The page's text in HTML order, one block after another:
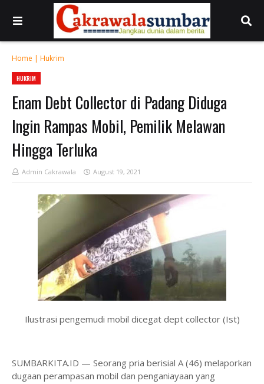
Home | Hukrim
HUKRIM
Enam Debt Collector di Padang Diduga
Ingin Rampas Mobil, Pemilik Melawan
Hingga Terluka
Admin Cakrawala August 19, 2021
Ilustrasi pengemudi mobil dicegat dept collector (Ist)
SUMBARKITA.ID — Seorang pria berisial A (46) melaporkan
dugaan perampasan mobil dan penganiayaan yang